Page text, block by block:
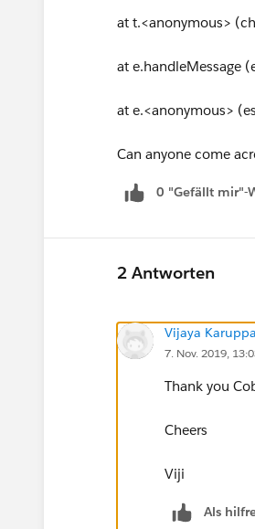
at t.<anonymous>
at e.handleMessage
at e.<anonymous>
Can anyone come
0 "Gefällt mir"-
2 Antworten
Vijaya
7. Nov. 2019,
Thank you
Cheers
Viji
Als